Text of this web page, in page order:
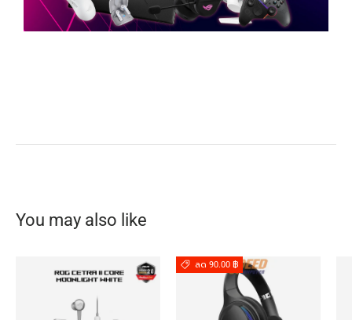
You may also like
ลด 90.00 ฿